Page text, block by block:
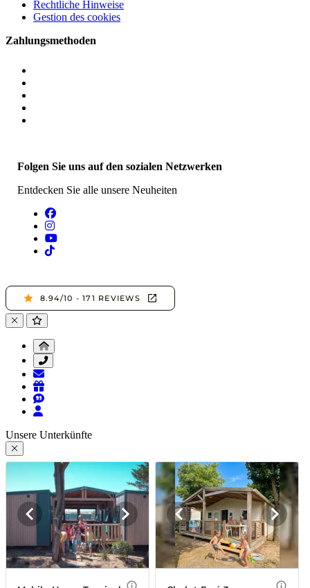
Rechtliche Hinweise
Gestion des cookies
Zahlungsmethoden
Folgen Sie uns auf den sozialen Netzwerken
Entdecken Sie alle unsere Neuheiten
Unsere Unterkünfte